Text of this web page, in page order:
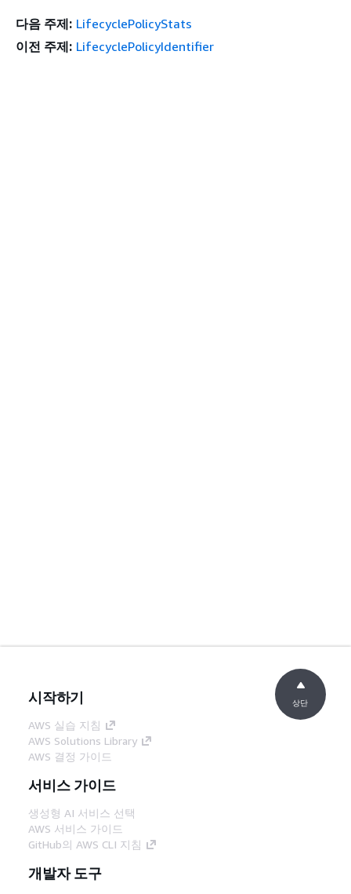
다음 주제: LifecyclePolicyStats
이전 주제: LifecyclePolicyIdentifier
시작하기
AWS 실습 지침
AWS Solutions Library
AWS 결정 가이드
서비스 가이드
생성형 AI 서비스 선택
AWS 서비스 가이드
GitHub의 AWS CLI 지침
개발자 도구
상단